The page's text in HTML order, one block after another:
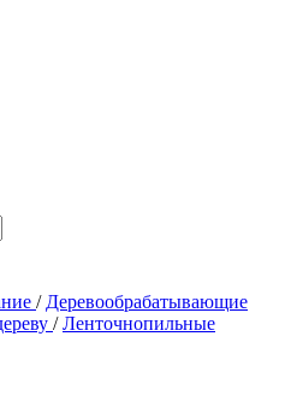
/ Деревообрабатывающие
/ Ленточнопильные